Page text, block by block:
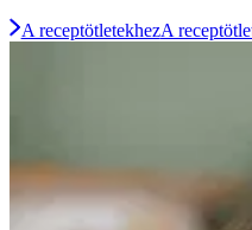
A receptötletekhezA